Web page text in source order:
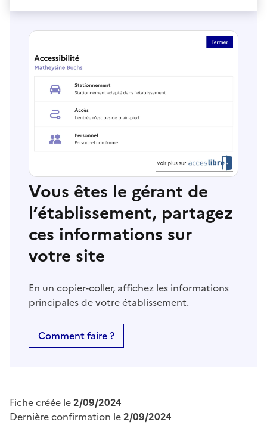
Vous êtes le gérant de
l’établissement, partagez
ces informations sur
votre site
En un copier-coller, affichez les informations
principales de votre établissement.
Comment faire ?
Fiche créée le2/09/2024
Dernière confirmation le2/09/2024